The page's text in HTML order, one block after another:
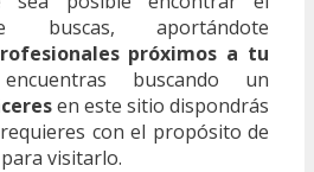
buscas, aportándote
próximos a tu
buscando un
en este sitio dispondrás
con el propósito de
visitarlo.